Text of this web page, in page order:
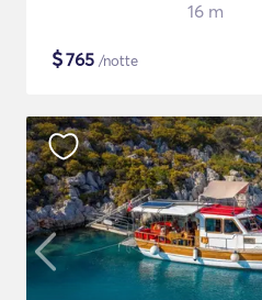
16 m
$765 /notte